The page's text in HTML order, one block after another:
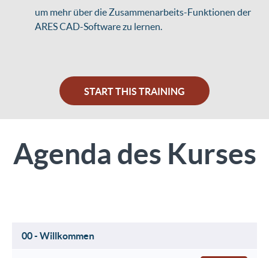
um mehr über die Zusammenarbeits-Funktionen der
ARES CAD-Software zu lernen.
START THIS TRAINING
Agenda des Kurses
00 - Willkommen